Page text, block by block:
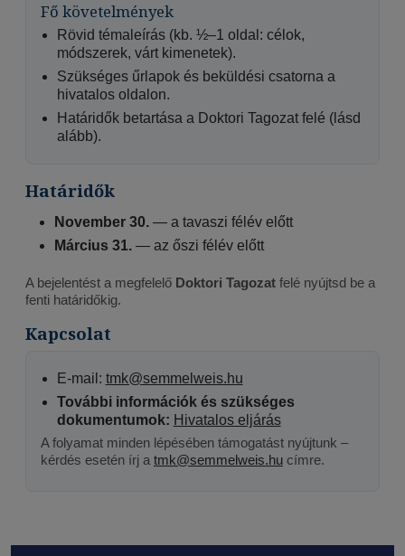
Fő követelmények
Rövid témaleírás (kb. ½–1 oldal: célok,
módszerek, várt kimenetek).
Szükséges űrlapok és beküldési csatorna a
hivatalos oldalon.
Határidők betartása a Doktori Tagozat felé (lásd
alább).
Határidők
November 30. — a tavaszi félév előtt
Március 31. — az őszi félév előtt
A bejelentést a megfelelő Doktori Tagozat felé nyújtsd be a
fenti határidőkig.
Kapcsolat
E-mail: tmk@semmelweis.hu
További információk és szükséges
dokumentumok: Hivatalos eljárás
A folyamat minden lépésében támogatást nyújtunk –
kérdés esetén írj a tmk@semmelweis.hu címre.